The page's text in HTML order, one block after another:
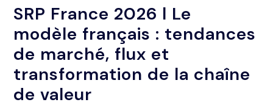
SRP France 2026 l Le
modèle français : tendances
de marché, flux et
transformation de la chaîne
de valeur